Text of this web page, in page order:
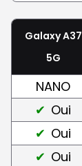
Galaxy A37
5G
NANO
Oui
Oui
Oui